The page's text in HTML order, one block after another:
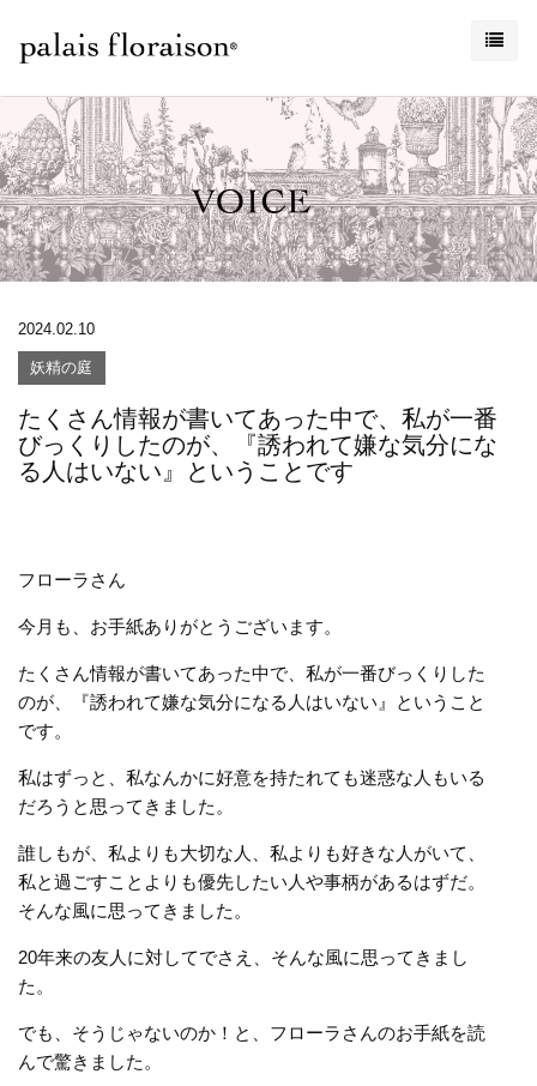
2024.02.10
妖精の庭
たくさん情報が書いてあった中で、私が一番
びっくりしたのが、『誘われて嫌な気分にな
る人はいない』ということです
フローラさん
今月も、お手紙ありがとうございます。
たくさん情報が書いてあった中で、私が一番びっくりした
のが、『誘われて嫌な気分になる人はいない』ということ
です。
私はずっと、私なんかに好意を持たれても迷惑な人もいる
だろうと思ってきました。
誰しもが、私よりも大切な人、私よりも好きな人がいて、
私と過ごすことよりも優先したい人や事柄があるはずだ。
そんな風に思ってきました。
20年来の友人に対してでさえ、そんな風に思ってきまし
た。
でも、そうじゃないのか！と、フローラさんのお手紙を読
んで驚きました。